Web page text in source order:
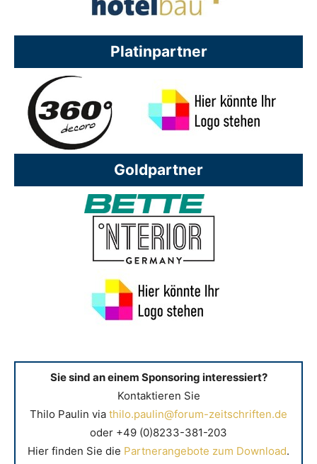
Platinpartner
Goldpartner
Sie sind an einem Sponsoring interessiert?
Kontaktieren Sie
Thilo Paulin via thilo.paulin@forum-zeitschriften.de
oder +49 (0)8233-381-203
Hier finden Sie die Partnerangebote zum Download.